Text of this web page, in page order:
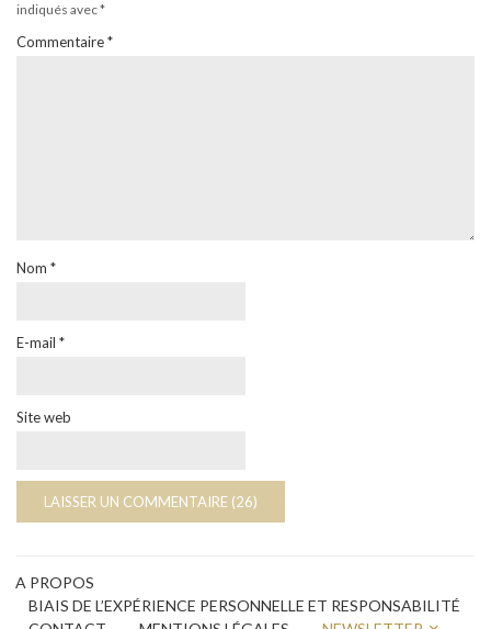
indiqués avec*
Commentaire*
Nom *
E-mail *
Site web
A PROPOS
BIAIS DE L’EXPÉRIENCE PERSONNELLE ET RESPONSABILITÉ